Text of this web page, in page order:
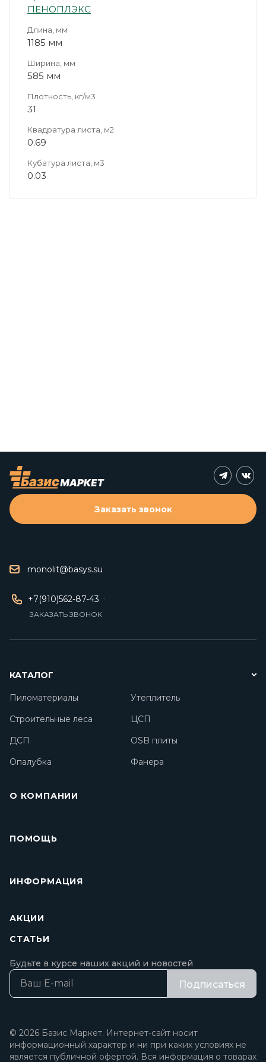
ПЕНОПЛЭКС
Длина, мм
1185 мм
Ширина, мм
585 мм
Плотность, кг/м3
31
Квадратура листа, м2
0.69
Кубатура листа, м3
0.03
monolit@basys.su
+7(910)562-87-43
ЗАКАЗАТЬ ЗВОНОК
Заказать звонок
КАТАЛОГ
Пиломатериалы
Утеплитель
Строительные леса
ЦСП
ДСП
OSB плиты
Опалубка
Фанера
О КОМПАНИИ
ПОМОЩЬ
ИНФОРМАЦИЯ
АКЦИИ
СТАТЬИ
Будьте в курсе наших акций и новостей
Подписаться
© 2026 Базис Маркет. Интернет-сайт носит
информационный характер и ни при каких условиях не
является публичной офертой. Вся информация о товарах